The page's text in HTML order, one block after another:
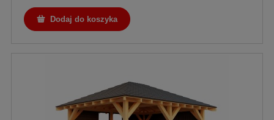
Dodaj do koszyka